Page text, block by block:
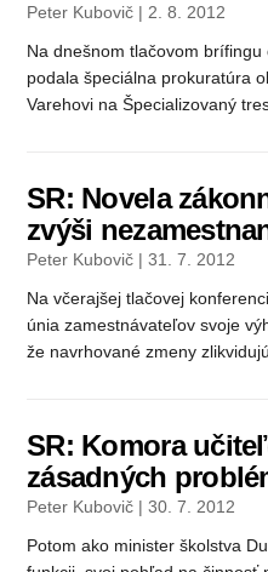
Peter Kubovič | 2. 8. 2012
Na dnešnom tlačovom
podala špeciálna prokuratúra
Varehovi na Špecializovaný
SR: Novela
zvýši
Peter Kubovič | 31. 7. 2012
Na včerajšej tlačovej
únia zamestnávateľov svoje
že navrhované zmeny
SR: Komora
zásadných
Peter Kubovič | 30. 7. 2012
Potom ako minister školstva